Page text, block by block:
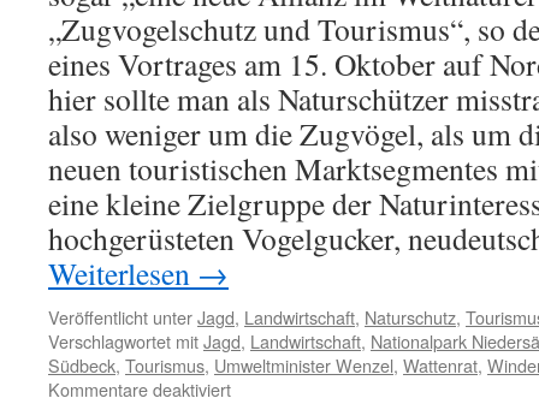
„Zugvogelschutz und Tourismus“, so
eines Vortrages am 15. Oktober auf
hier sollte man als Naturschützer
also weniger um die Zugvögel, als um
neuen touristischen Marktsegmentes
eine kleine Zielgruppe der
hochgerüsteten Vogelgucker,
Weiterlesen →
Veröffentlicht unterJagd, Landwirtschaft, Naturschutz,
Verschlagwortet mitJagd, Landwirtschaft, Nationalpark
Südbeck, Tourismus, Umweltminister Wenzel, Wattenrat,
Kommentare deaktiviertfür